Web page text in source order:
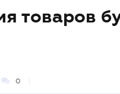
товаров
0